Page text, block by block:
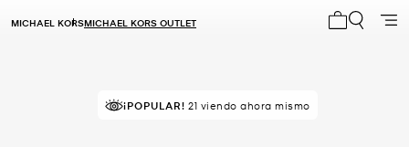
MICHAEL KORSMICHAEL KORS OUTLET
¡VENDIÉNDOSE RÁPIDO! Comprado por última vez hace 1
¡POPULAR! 21 viendo ahora mismo